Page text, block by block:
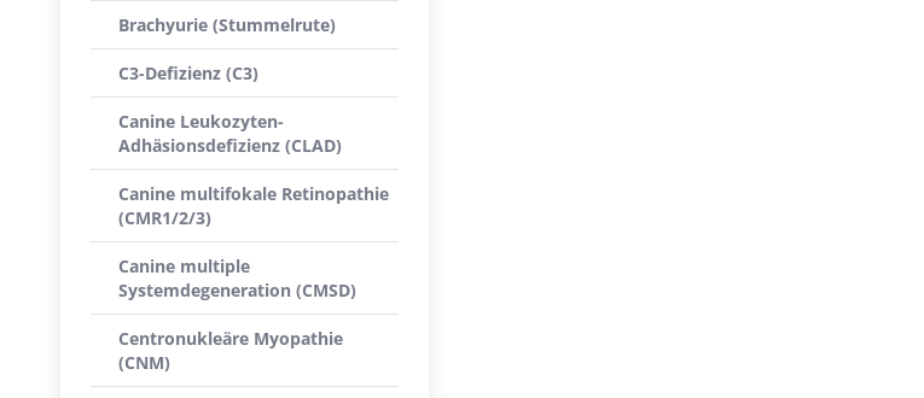
Brachyurie (Stummelrute)
C3-Defizienz (C3)
Canine Leukozyten-
Adhäsionsdefizienz (CLAD)
Canine multifokale Retinopathie
(CMR1/2/3)
Canine multiple
Systemdegeneration (CMSD)
Centronukleäre Myopathie
(CNM)